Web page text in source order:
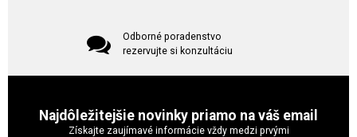
Odborné poradenstvo
rezervujte si konzultáciu
Najdôležitejšie novinky priamo na váš email
Získajte zaujímavé informácie vždy medzi prvými